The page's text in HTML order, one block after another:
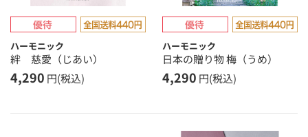
ハーモニック
絆 慈愛（じあい）
4,290 円(税込)
ハーモニック
日本の贈り物 梅（うめ）
4,290 円(税込)